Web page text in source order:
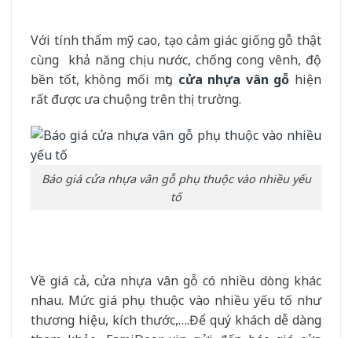
Với tính thẩm mỹ cao, tạo cảm giác giống gỗ thật
cùng khả năng chịu nước, chống cong vênh, độ
bền tốt, không mối mọt, cửa nhựa vân gỗ hiện
rất được ưa chuộng trên thị trường.
Báo giá cửa nhựa vân gỗ phụ thuộc vào nhiều yếu
tố
Về giá cả, cửa nhựa vân gỗ có nhiều dòng khác
nhau. Mức giá phụ thuộc vào nhiều yếu tố như
thương hiệu, kích thước,….Để quý khách dễ dàng